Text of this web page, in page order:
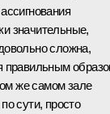
значительные,
сложна,
правильным
же самом зале
сути, просто